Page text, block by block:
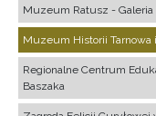
Muzeum Ratusz -
Muzeum Historii Tarnowa
Regionalne Centrum
Baszaka